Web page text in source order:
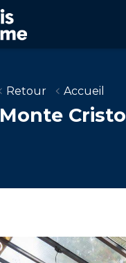
Retour Accueil
Monte Cristo